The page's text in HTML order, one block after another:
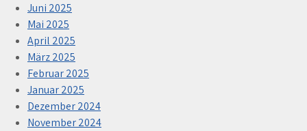
Juni 2025
Mai 2025
April 2025
März 2025
Februar 2025
Januar 2025
Dezember 2024
November 2024